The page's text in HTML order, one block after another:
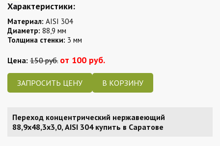
Характеристики:
Материал: AISI 304
Диаметр: 88,9 мм
Толщина стенки: 3 мм
Цена: 150 руб. от 100 руб.
ЗАПРОСИТЬ ЦЕНУ
Переход концентрический нержавеющий
88,9х48,3х3,0, AISI 304 купить в Саратове